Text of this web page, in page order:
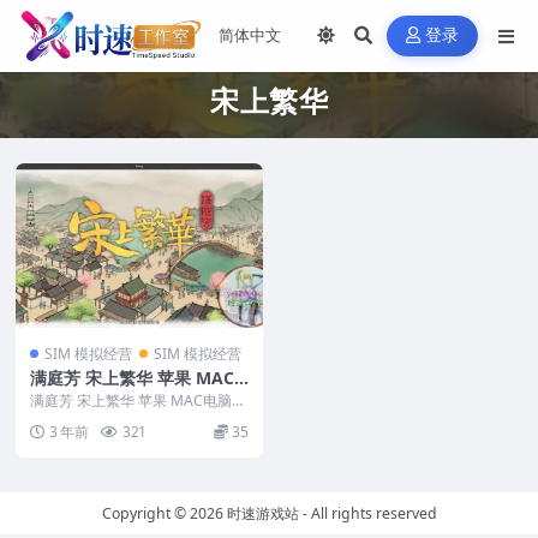
登录
宋上繁华
SIM 模拟经营 SIM 模拟经营
满庭芳 宋上繁华 苹果 MAC
电脑游戏 中文版
满庭芳 宋上繁华 苹果 MAC电脑游
3 年前 321 35
Copyright © 2026时速游戏站- All rights reserved